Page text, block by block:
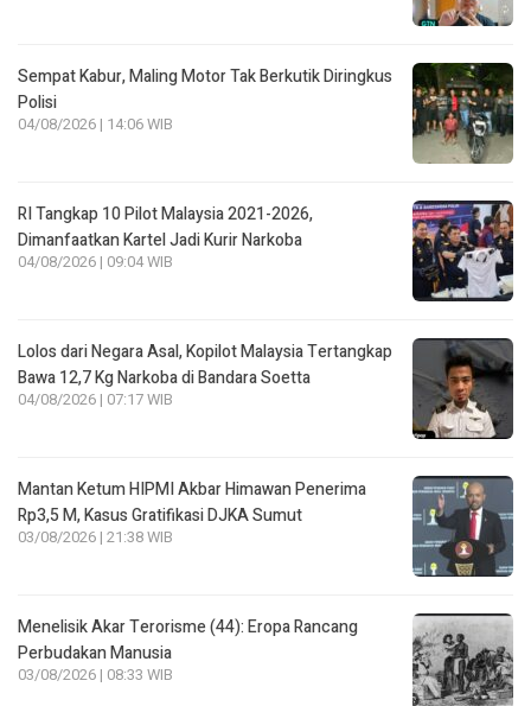
Sempat Kabur, Maling Motor Tak Berkutik Diringkus
Polisi
04/08/2026 | 14:06 WIB
RI Tangkap 10 Pilot Malaysia 2021-2026,
Dimanfaatkan Kartel Jadi Kurir Narkoba
04/08/2026 | 09:04 WIB
Lolos dari Negara Asal, Kopilot Malaysia Tertangkap
Bawa 12,7 Kg Narkoba di Bandara Soetta
04/08/2026 | 07:17 WIB
Mantan Ketum HIPMI Akbar Himawan Penerima
Rp3,5 M, Kasus Gratifikasi DJKA Sumut
03/08/2026 | 21:38 WIB
Menelisik Akar Terorisme (44): Eropa Rancang
Perbudakan Manusia
03/08/2026 | 08:33 WIB